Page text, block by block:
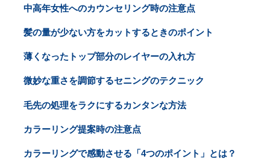
中高年女性へのカウンセリング時の注意点
髪の量が少ない方をカットするときのポイント
薄くなったトップ部分のレイヤーの入れ方
微妙な重さを調節するセニングのテクニック
毛先の処理をラクにするカンタンな方法
カラーリング提案時の注意点
カラーリングで感動させる「4つのポイント」とは？